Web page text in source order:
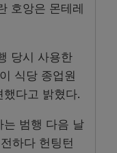
호앙은 몬테레
당시 사용한
식당 종업원
다고 밝혔다.
는 범행 다음 날
하다 헌팅턴